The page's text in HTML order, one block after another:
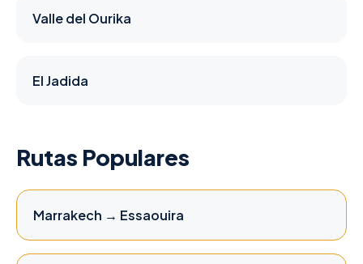
Valle del Ourika
El Jadida
Rutas Populares
Marrakech → Essaouira